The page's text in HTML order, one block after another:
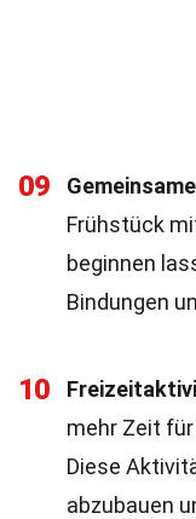
09
Frühstück
beginnen
Bindungen
10
mehr Zeit
Diese
abzubauen